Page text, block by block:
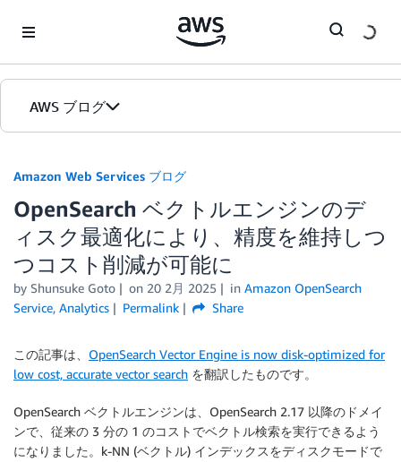
AWS ブログ
カテゴリ
エディション
Amazon Web Services ブログ
OpenSearch ベクトルエンジンのデ
ィスク最適化により、精度を維持しつ
つコスト削減が可能に
by Shunsuke Goto on 20 2月 2025 in Amazon OpenSearch
Service, Analytics Permalink Share
この記事は、 OpenSearch Vector Engine is now disk-optimized for
low cost, accurate vector search を翻訳したものです。
OpenSearch ベクトルエンジンは、OpenSearch 2.17 以降のドメイ
ンで、従来の 3 分の 1 のコストでベクトル検索を実行できるよう
になりました。k-NN (ベクトル) インデックスをディスクモードで